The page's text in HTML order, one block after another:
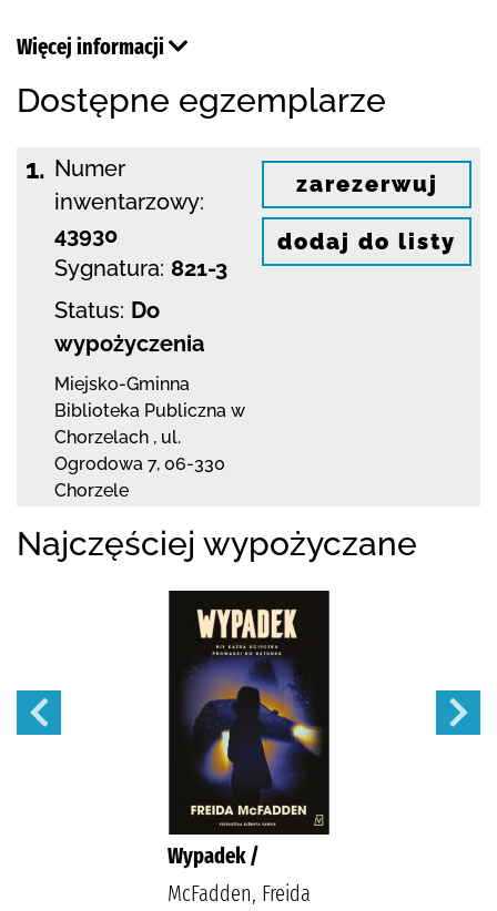
Więcej informacji
Dostępne egzemplarze
1. Numer
inwentarzowy:
43930
Sygnatura: 821-3
Status: Do
wypożyczenia
Miejsko-Gminna
Biblioteka Publiczna w
Chorzelach , ul.
Ogrodowa 7, 06-330
Chorzele
zarezerwuj
dodaj do listy
Najczęściej wypożyczane
Wypadek /
McFadden, Freida